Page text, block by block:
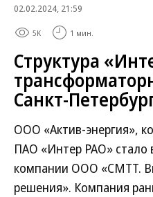
02.02.2024, 21:59
5K 1 мин.
Структура
Санкт-
ООО «Актив-энергия»,
ПАО «Интер РАО» стало
компании ООО «СМТТ.
решения». Компания